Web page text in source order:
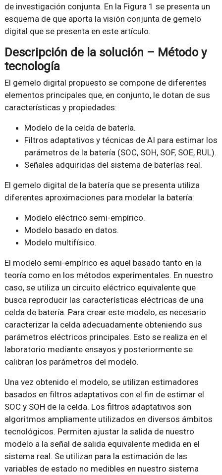
de investigación conjunta. En la Figura 1 se presenta un
esquema de que aporta la visión conjunta de gemelo
digital que se presenta en este artículo.
Descripción de la solución – Método y
tecnología
El gemelo digital propuesto se compone de diferentes
elementos principales que, en conjunto, le dotan de sus
características y propiedades:
Modelo de la celda de batería.
Filtros adaptativos y técnicas de AI para estimar los
parámetros de la batería (SOC, SOH, SOF, SOE, RUL).
Señales adquiridas del sistema de baterías real.
El gemelo digital de la batería que se presenta utiliza
diferentes aproximaciones para modelar la batería:
Modelo eléctrico semi-empírico.
Modelo basado en datos.
Modelo multifísico.
El modelo semi-empírico es aquel basado tanto en la
teoría como en los métodos experimentales. En nuestro
caso, se utiliza un circuito eléctrico equivalente que
busca reproducir las características eléctricas de una
celda de batería. Para crear este modelo, es necesario
caracterizar la celda adecuadamente obteniendo sus
parámetros eléctricos principales. Esto se realiza en el
laboratorio mediante ensayos y posteriormente se
calibran los parámetros del modelo.
Una vez obtenido el modelo, se utilizan estimadores
basados en filtros adaptativos con el fin de estimar el
SOC y SOH de la celda. Los filtros adaptativos son
algoritmos ampliamente utilizados en diversos ámbitos
tecnológicos. Permiten ajustar la salida de nuestro
modelo a la señal de salida equivalente medida en el
sistema real. Se utilizan para la estimación de las
variables de estado no medibles en nuestro sistema